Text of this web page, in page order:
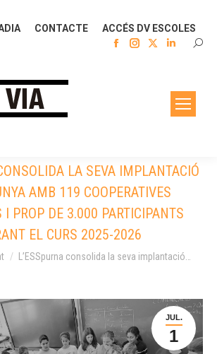
CONTACTE ACCÉS DV ESCOLES
Facebook
Instagram
window
new
window
Linkedin
in
new
window
LA SEVA IMPLANTACIÓ
AMB 119 COOPERATIVES
I PROP DE 3.000 PARTICIPANTS
EL CURS 2025-2026
L’ESSpurna consolida la seva implantació…
JUL.
1